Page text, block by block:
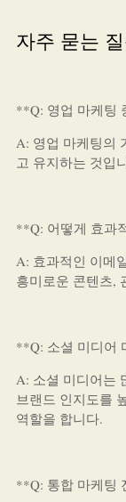
자주 묻는
**Q: 영업 마케팅
A: 영업 마케팅의
고 유지하는 것입
**Q: 어떻게 효과
A: 효과적인 이메
흥미로운 콘텐츠,
**Q: 소셜 미디어
A: 소셜 미디어는
브랜드 인지도를
역할을 합니다.
**Q: 통합 마케팅